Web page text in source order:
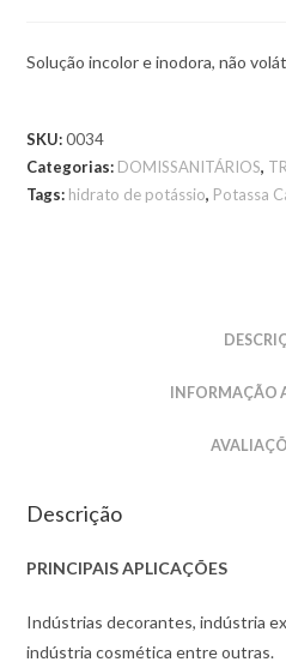
Solução incolor e inodora, não
SKU:0034
Categorias: DOMISSANITÁRIOS,
Tags: hidrato de potássio, Potassa
INFORMAÇÃO
Descrição
PRINCIPAIS APLICAÇÕES
Indústrias decorantes, indústria
indústria cosmética entre outras.